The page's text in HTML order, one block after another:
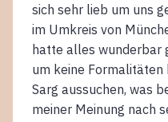
sich sehr lieb um uns
im Umkreis von
hatte alles wunderbar
um keine Formalitäten
Sarg aussuchen, was
meiner Meinung nach